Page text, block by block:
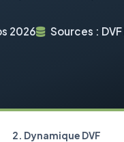
2026 Sources :
2. Dynamique DVF